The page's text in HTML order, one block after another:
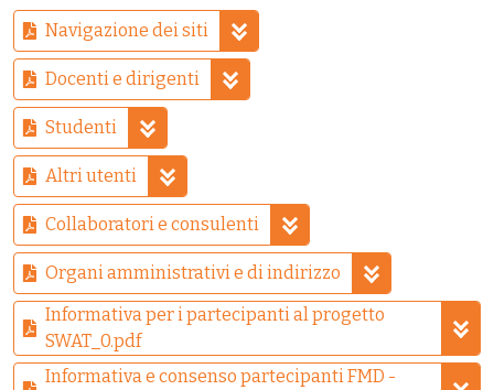
Navigazione dei siti
Docenti e dirigenti
Studenti
Altri utenti
Collaboratori e consulenti
Organi amministrativi e di indirizzo
Informativa per i partecipanti al progetto
SWAT_0.pdf
Informativa e consenso partecipanti FMD -